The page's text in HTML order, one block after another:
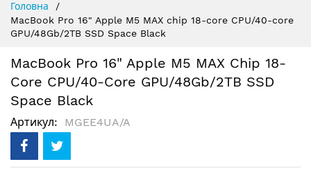
Content
Головна
MacBook Pro 16" Apple M5 MAX chip 18-core CPU/40-core
GPU/48Gb/2TB SSD Space Black
MacBook Pro 16" Apple M5 MAX Chip 18-
Core CPU/40-Core GPU/48Gb/2TB SSD
Space Black
Артикул MGEE4UA/A